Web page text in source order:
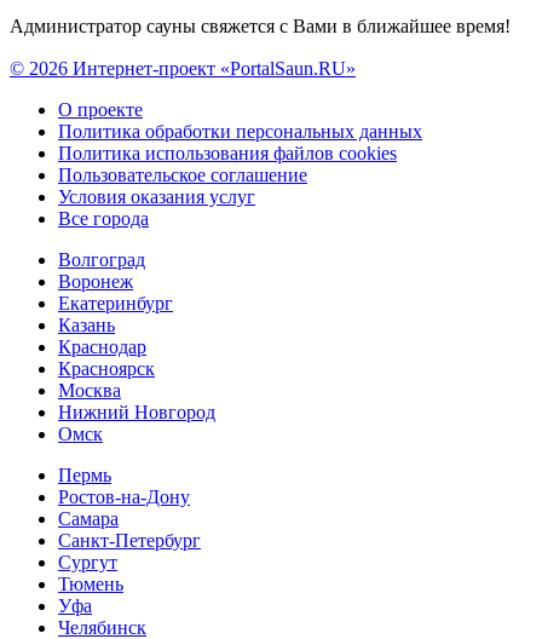
Администратор сауны свяжется с Вами в ближайшее время!
© 2026 Интернет-проект «PortalSaun.RU»
О проекте
Политика обработки персональных данных
Политика использования файлов cookies
Пользовательское соглашение
Условия оказания услуг
Все города
Волгоград
Воронеж
Екатеринбург
Казань
Краснодар
Красноярск
Москва
Нижний Новгород
Омск
Пермь
Ростов-на-Дону
Самара
Санкт-Петербург
Сургут
Тюмень
Уфа
Челябинск